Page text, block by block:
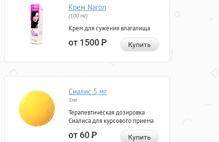
Крем Naron
(100 мг)
Крем для сужения влагалища
от 1500Р Купить
Сиалис 5 мг
5мг
Терапевтическая дозировка
Сиалиса для курсового приема
от 60Р Купить